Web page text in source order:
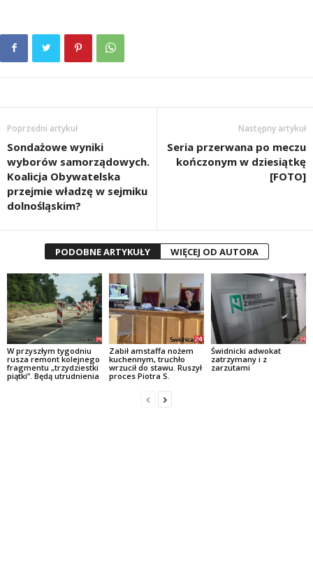
Poprzedni artykuł
Sondażowe wyniki
wyborów samorządowych.
Koalicja Obywatelska
przejmie władzę w sejmiku
dolnośląskim?
Następny artykuł
Seria przerwana po meczu
kończonym w dziesiątkę
[FOTO]
PODOBNE ARTYKUŁY WIĘCEJ OD AUTORA
W przyszłym tygodniu
rusza remont kolejnego
fragmentu „trzydziestki
piątki”. Będą utrudnienia
Zabił amstaffa nożem
kuchennym, truchło
wrzucił do stawu. Ruszył
proces Piotra S.
Świdnicki adwokat
zatrzymany i z
zarzutami